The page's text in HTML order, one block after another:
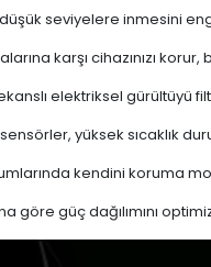
seviyelere inmesini
karşı cihazınızı
elektriksel gürültüyü
yüksek sıcaklık
kendini koruma
göre güç dağılımını